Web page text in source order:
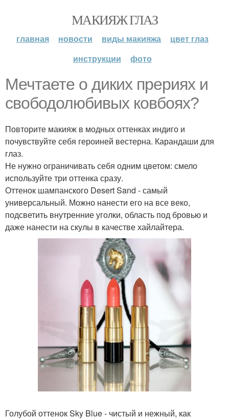
МАКИЯЖ ГЛАЗ
главная новости виды макияжа
цвет глаз
инструкции
фото
Мечтаете о диких прериях и
свободолюбивых ковбоях?
Повторите макияж в модных оттенках индиго и
почувствуйте себя героиней вестерна. Карандаши для
глаз.
Не нужно ограничивать себя одним цветом: смело
используйте три оттенка сразу.
Оттенок шампанского Desert Sand - самый
универсальный. Можно нанести его на все веко,
подсветить внутренние уголки, область под бровью и
даже нанести на скулы в качестве хайлайтера.
Голубой оттенок Sky Blue - чистый и нежный, как